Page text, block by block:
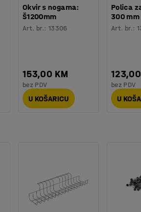
Okvir s nogama:
Š1200mm
Art. br.: 13306
153,00 KM
bez PDV
U KOŠARICU
Polica
300 mm
Art. br.:
bez PDV
U